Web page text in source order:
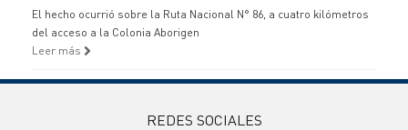
El hecho ocurrió sobre la Ruta Nacional N° 86, a cuatro kilómetros
del acceso a la Colonia Aborigen
Leer más
REDES SOCIALES